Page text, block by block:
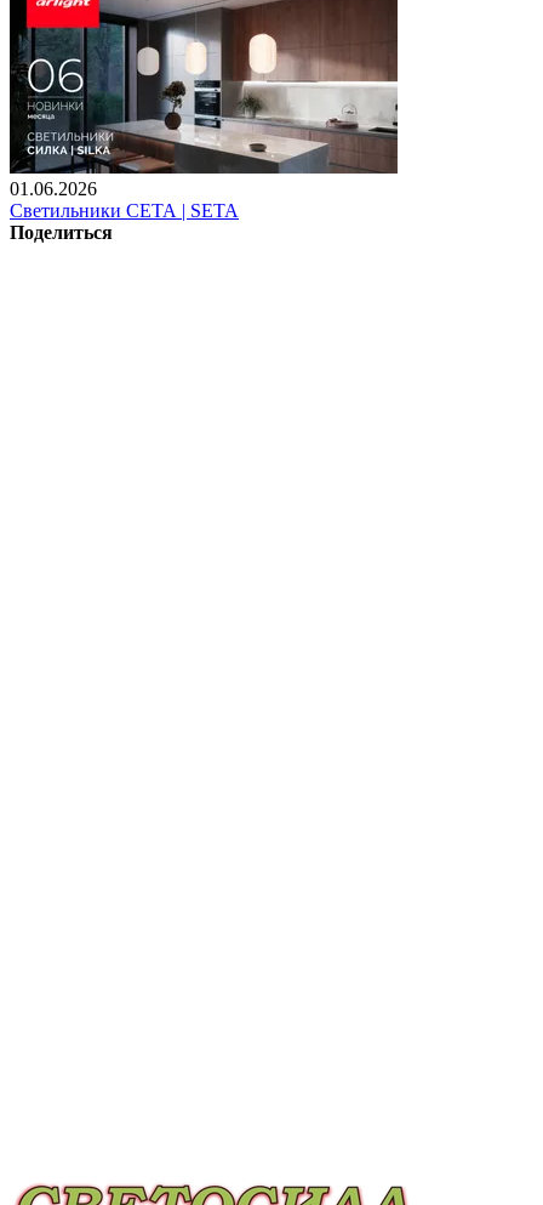
01.06.2026
Светильники СЕТА | SETA
Поделиться